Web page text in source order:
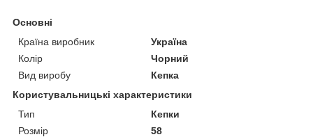
Основні
Країна виробник
Україна
Колір
Чорний
Вид виробу
Кепка
Користувальницькі характеристики
Тип
Кепки
Розмір
58